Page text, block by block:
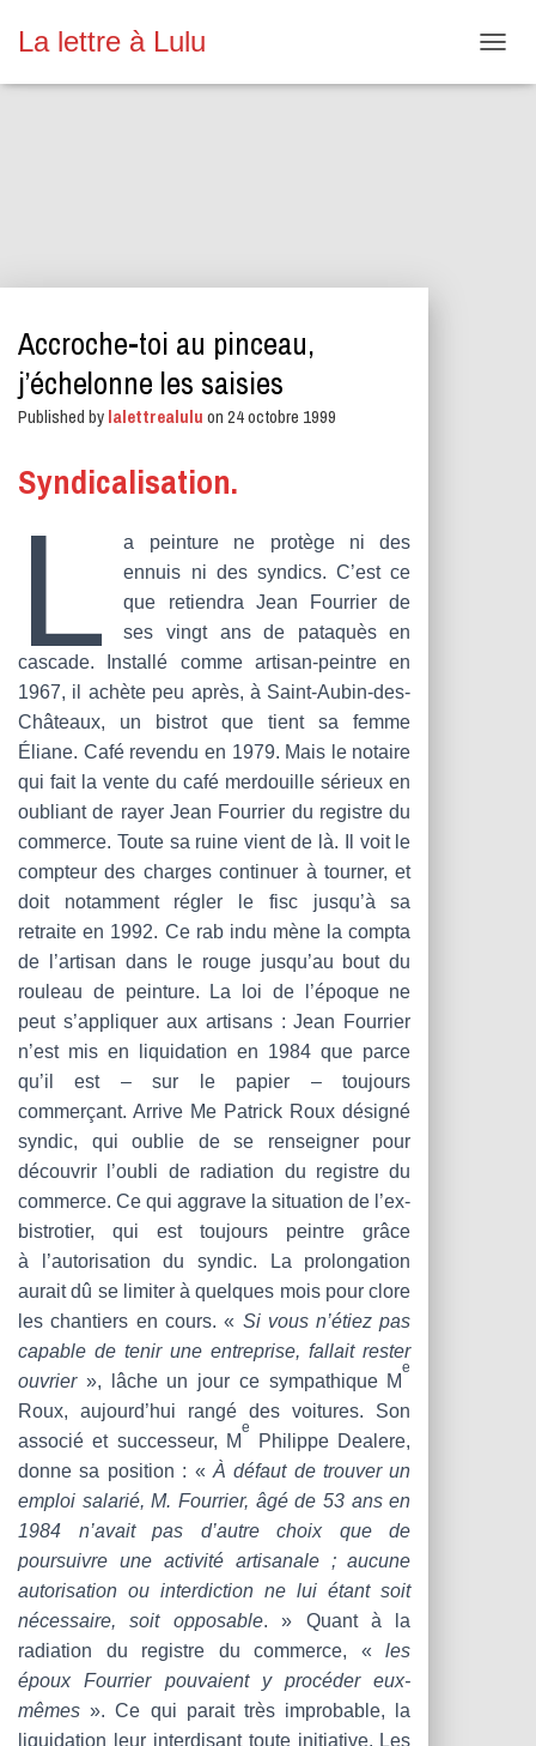
La lettre à Lulu
U
Accroche-toi au pinceau,
j’échelonne les saisies
Published bylalettrealuluon24 octobre 1999
Syndicalisation.
L
a peinture ne protège ni des
ennuis ni des syndics. C’est ce
que retiendra Jean Fourrier de
ses vingt ans de pataquès en
cascade. Installé comme artisan-peintre en
1967, il achète peu après, à Saint-Aubin-des-
Châteaux, un bistrot que tient sa femme
Éliane. Café revendu en 1979. Mais le notaire
qui fait la vente du café merdouille sérieux en
oubliant de rayer Jean Fourrier du registre du
commerce. Toute sa ruine vient de là. Il voit le
compteur des charges continuer à tourner, et
doit notamment régler le fisc jusqu’à sa
retraite en 1992. Ce rab indu mène la compta
de l’artisan dans le rouge jusqu’au bout du
rouleau de peinture. La loi de l’époque ne
peut s’appliquer aux artisans : Jean Fourrier
n’est mis en liquidation en 1984 que parce
qu’il est – sur le papier – toujours
commerçant. Arrive Me Patrick Roux désigné
syndic, qui oublie de se renseigner pour
découvrir l’oubli de radiation du registre du
commerce. Ce qui aggrave la situation de l’ex-
bistrotier, qui est toujours peintre grâce
à l’autorisation du syndic. La prolongation
aurait dû se limiter à quelques mois pour clore
les chantiers en cours. « Si vous n’étiez pas
capable de tenir une entreprise, fallait rester
ouvrier», lâche un jour ce sympathique M
e
Roux, aujourd’hui rangé des voitures. Son
associé et successeur, M
e
Philippe Dealere,
donne sa position : « À défaut de trouver un
emploi salarié, M. Fourrier, âgé de 53 ans en
1984 n’avait pas d’autre choix que de
poursuivre une activité artisanale ; aucune
autorisation ou interdiction ne lui étant soit
nécessaire, soit opposable. » Quant à la
radiation du registre du commerce, «les
époux Fourrier pouvaient y procéder eux-
mêmes ». Ce qui parait très improbable, la
liquidation leur interdisant toute initiative. Les